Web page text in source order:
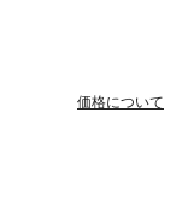
価格について